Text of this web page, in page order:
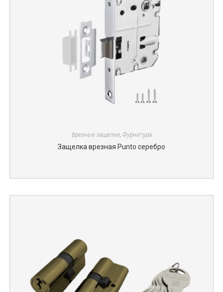
Врезные защелки, Фурнитура
Защелка врезная Punto серебро